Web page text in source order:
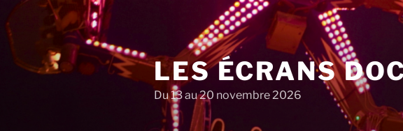
au
contenu
principal
LES ÉCRANS
Du 13 au 20 novembre 2026